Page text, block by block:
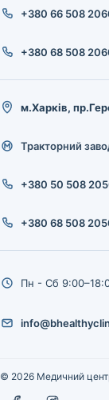
+380 66 508
+380 68 508
м.Харків,
Тракторний
+380 50 508
+380 68 508
Пн - Сб
© 2026 Медичний